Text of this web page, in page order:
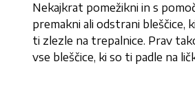
Nekajkrat pomežikni in s
premakni ali odstrani bleščice,
ti zlezle na trepalnice. Prav
vse bleščice, ki so ti padle na